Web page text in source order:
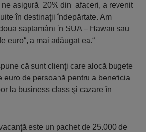
ne asigură 20% din afa­ceri, a revenit
în des­tinaţii îndepărtate. Am
săptămâni în SUA – Hawaii sau
euro“, a mai adăugat ea.“
că sunt clienţi care alocă bugete
euro de persoană pentru a beneficia
la business class şi cazare în
este un pachet de 25.000 de